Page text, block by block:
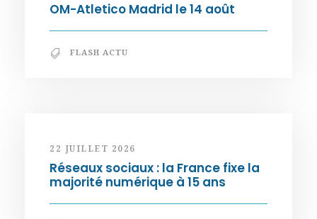
OM-Atletico Madrid le 14 août
FLASH ACTU
22 JUILLET 2026
Réseaux sociaux : la France fixe la
majorité numérique à 15 ans